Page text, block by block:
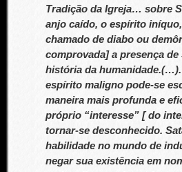
Tradição da Igreja… sobre
anjo caído, o espírito
chamado de diabo ou
comprovada] a presença de
história da
espírito maligno pode-se
maneira mais profunda e
próprio “interesse” [ do
tornar-se desconhecido.
habilidade no mundo de
negar sua existência em